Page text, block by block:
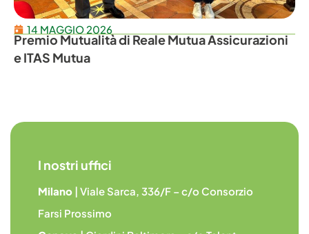
14 MAGGIO 2026
Premio Mutualità di Reale Mutua Assicurazioni
e ITAS Mutua
I nostri uffici
Milano | Viale Sarca, 336/F – c/o Consorzio
Farsi Prossimo